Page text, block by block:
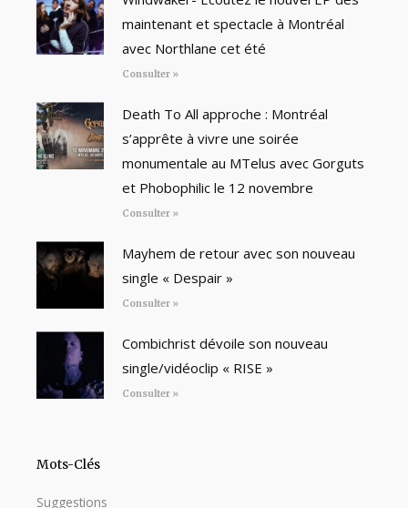
maintenant et spectacle à Montréal
avec Northlane cet été
Consulter »
Death To All approche : Montréal
s’apprête à vivre une soirée
monumentale au MTelus avec Gorguts
et Phobophilic le 12 novembre
Consulter »
Mayhem de retour avec son nouveau
single « Despair »
Consulter »
Combichrist dévoile son nouveau
single/vidéoclip « RISE »
Consulter »
Mots-Clés
Suggestions